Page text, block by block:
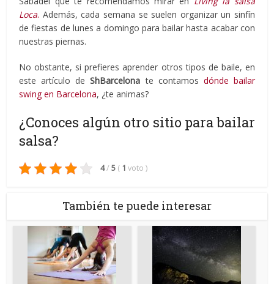
Loca. Además, cada semana se suelen organizar un sinfín
de fiestas de lunes a domingo para bailar hasta acabar con
nuestras piernas.
No obstante, si prefieres aprender otros tipos de baile, en
este artículo deShBarcelona te contamos dónde bailar
swing en Barcelona, ¿te animas?
¿Conoces algún otro sitio para bailar
salsa?
4/ 5 ( 1 voto )
También te puede interesar